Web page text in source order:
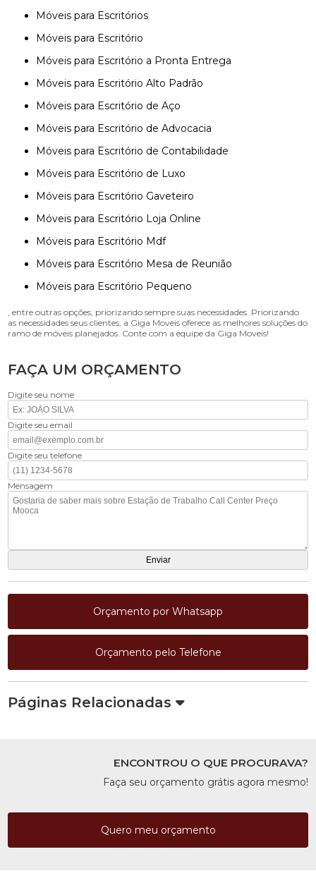
Móveis para Escritórios
Móveis para Escritório
Móveis para Escritório a Pronta Entrega
Móveis para Escritório Alto Padrão
Móveis para Escritório de Aço
Móveis para Escritório de Advocacia
Móveis para Escritório de Contabilidade
Móveis para Escritório de Luxo
Móveis para Escritório Gaveteiro
Móveis para Escritório Loja Online
Móveis para Escritório Mdf
Móveis para Escritório Mesa de Reunião
Móveis para Escritório Pequeno
, entre outras opções, priorizando sempre suas necessidades. Priorizando
as necessidades seus clientes, a Giga Moveis oferece as melhores soluções do
ramo de móveis planejados. Conte com a equipe da Giga Moveis!
FAÇA UM ORÇAMENTO
Digite seu nome
Digite seu email
Digite seu telefone
Mensagem
Orçamento por Whatsapp
Orçamento pelo Telefone
Páginas Relacionadas
ENCONTROU O QUE PROCURAVA?
Faça seu orçamento grátis agora mesmo!
Quero meu orçamento